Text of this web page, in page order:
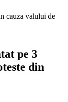
pe 3
din